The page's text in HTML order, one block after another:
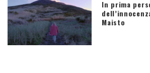
In prima
Maisto